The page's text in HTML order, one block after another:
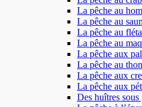
La pêche au
La pêche au
La pêche au
La pêche au
La pêche aux
La pêche au thon
La pêche aux
La pêche aux
Des huîtres sous